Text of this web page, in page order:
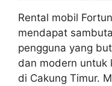
Rental mobil
mendapat
pengguna yang
dan modern untuk
di Cakung Timur.